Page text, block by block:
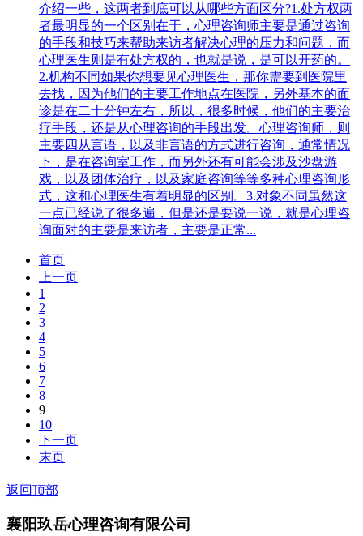
介绍一些，这两者到底可以从哪些方面区分?1.处方权两
者最明显的一个区别在于，心理咨询师主要是通过咨询
的手段和技巧来帮助来访者解决心理的压力和问题，而
心理医生则是有处方权的，也就是说，是可以开药的。
2.机构不同如果你想要见心理医生，那你需要到医院里
去找，因为他们的主要工作地点在医院，另外基本的面
诊是在二十分钟左右，所以，很多时候，他们的主要治
疗手段，还是从心理咨询的手段出发。心理咨询师，则
主要四从言语，以及非言语的方式进行咨询，通常情况
下，是在咨询室工作，而另外还有可能会涉及沙盘游
戏，以及团体治疗，以及家庭咨询等等多种心理咨询形
式，这和心理医生有着明显的区别。3.对象不同虽然这
一点已经说了很多遍，但是还是要说一说，就是心理咨
询面对的主要是来访者，主要是正常...
首页
上一页
1
2
3
4
5
6
7
8
9
10
下一页
末页
返回顶部
襄阳玖岳心理咨询有限公司